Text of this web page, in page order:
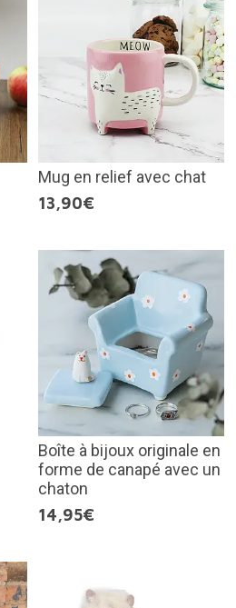
Mug en relief avec chat
13,90€
Boîte à bijoux originale en
forme de canapé avec un
chaton
14,95€